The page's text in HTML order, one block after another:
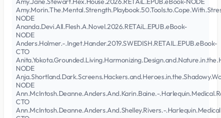
NODE
Ananda.Devi.All.Flesh.A.Novel.2026.RETAiL.EPUB.eBook-
NODE
Anders.Holmer.-.Inget.Hander.2019.SWEDISH.RETAIL.EPUB.eBook-
CTO
NODE
NODE
Ann.McIntosh.Deanne.Anders.And.Karin.Baine.-
CTO
Ann.McIntosh.Deanne.Anders.And.Shelley.Rivers.-